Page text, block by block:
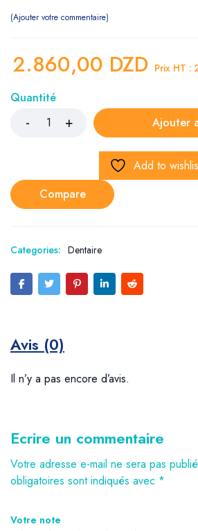
Ajouter votre commentaire
2.860,00 DZD Prix HT :
Quantité
Ajouter
Add to
Compare
Categories: Dentaire
Avis (0)
Il n’y a pas encore d’avis.
Ecrire un commentaire
Votre adresse e-mail ne sera pas
obligatoires sont indiqués avec *
Votre note